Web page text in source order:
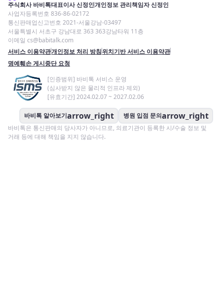
주식회사 바비톡대표이사 신정인개인정보 관리책임자 신정인
사업자등록번호 836-86-02172
통신판매업신고번호 2021-서울강남-03497
서울특별시 서초구 강남대로 363 363강남타워 11층
이메일 cs@babitalk.com
서비스 이용약관개인정보 처리 방침위치기반 서비스 이용약관
명예훼손 게시중단 요청
[인증범위] 바비톡 서비스 운영
(심사받지 않은 물리적 인프라 제외)
[유효기간] 2024.02.07 ~ 2027.02.06
바비톡 알아보기arrow_right 병원 입점 문의arrow_right
바비톡은 통신판매의 당사자가 아니므로, 의료기관이 등록한 시/수술 정보 및
거래 등에 대해 책임을 지지 않습니다.